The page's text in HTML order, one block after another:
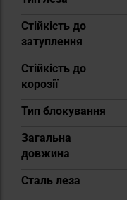
Стійкість до
затуплення
Стійкість до
корозії
Тип блокування
Загальна
довжина
Сталь леза